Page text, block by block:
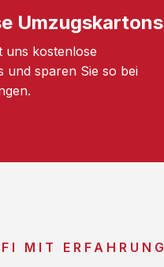
Umzugskartons
uns kostenlose
und sparen Sie so bei
MIT ERFAHRUNG